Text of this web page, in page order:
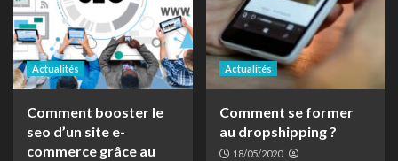
Actualités
Comment booster le
seo d’un site e-
commerce grâce au
Actualités
Comment se former
au dropshipping ?
18/05/2020